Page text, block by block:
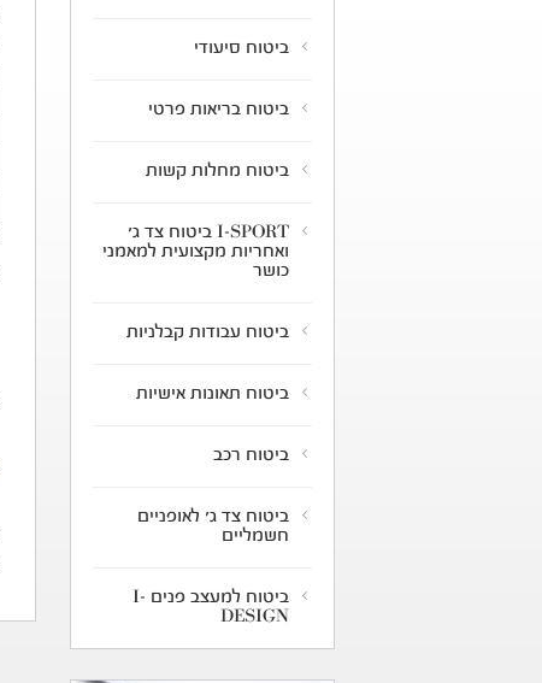
ביטוח סיעודי
ביטוח בריאות פרטי
ביטוח מחלות קשות
I-SPORT ביטוח צד ג'
ואחריות מקצועית למאמני
כושר
ביטוח עבודות קבלניות
ביטוח תאונות אישיות
ביטוח רכב
ביטוח צד ג' לאופניים
חשמליים
ביטוח למעצב פנים I-
DESIGN